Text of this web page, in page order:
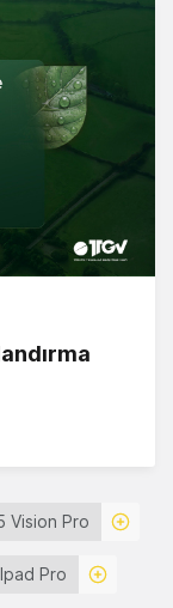
Vision Pro
Ipad Pro